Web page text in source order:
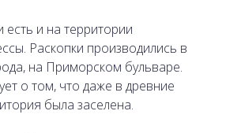
и на территории
Раскопки производились в
на Приморском бульваре.
о том, что даже в древние
была заселена.